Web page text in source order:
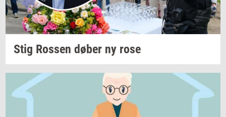
Stig Ros­sen døber ny rose